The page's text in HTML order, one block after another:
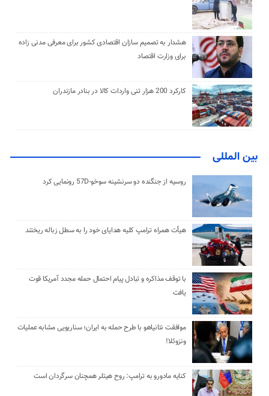
هشدار به تصمیم سازان اقتصادی کشور برای معرفی مدنی زاده
برای وزارت اقتصاد
کارکرد 200 هزار تنی واردات کالا در بنادر مازندران
بین المللی
روسیه از جنگنده دو سرنشینه سوخو-57D رونمایی کرد
هیأت همراه ترامپ کلیه هدایای خود را به سطل زباله ریختند
با توقف مذاکره و تبادل پیام احتمال حمله مجدد آمریکا قوت
یافت
موافقت نتانیاهو با طرح حمله به ایران؛ سناریویی مشابه عملیات
ونزوئلا!
کنایه مادورو به ترامپ: روح هیتلر همچنان سرگردان است